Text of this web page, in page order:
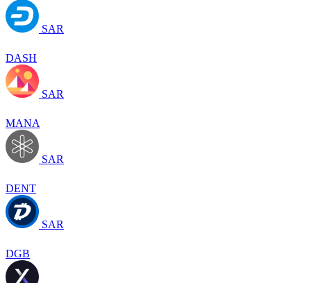
SAR
DASH
SAR
MANA
SAR
DENT
SAR
DGB